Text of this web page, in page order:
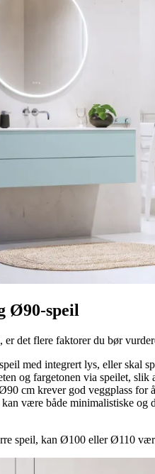
Ø90-speil
det flere faktorer du bør
med integrert lys, eller skal
og fargetonen via speilet, slik
cm krever god veggplass
være både minimalistiske og
speil, kan Ø100 eller Ø110